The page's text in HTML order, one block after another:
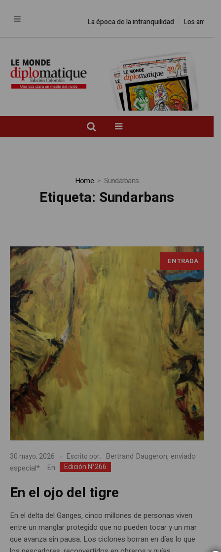
La época de la intranquilidad Los amos
Home Sundarbans
Etiqueta: Sundarbans
ENTRADA
Georg Baselitz, Die Mädchen von Olmo II, fotografía de
Fred Romero, Tomada de: https://flic.kr/p/2pCeHpW
30 mayo, 2026 Escrito por: Bertrand Daugeron, enviado
especial*
En Edición N°266
En el ojo del tigre
En el delta del Ganges, cinco millones de personas viven
entre un manglar protegido que no pueden tocar y un mar
que avanza sin pausa. Los ciclones borran en días lo que